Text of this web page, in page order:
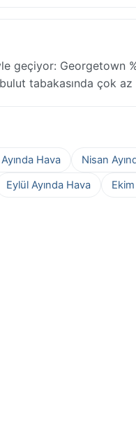
geçiyor:
tabakasında çok az
Hava Nisan
Eylül Ayında Hava